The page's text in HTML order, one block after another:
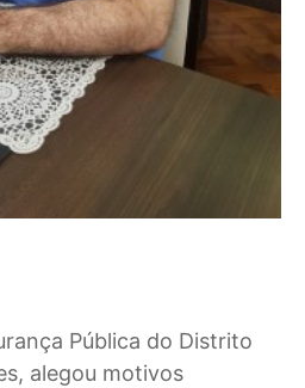
Pública do Distrito
alegou motivos